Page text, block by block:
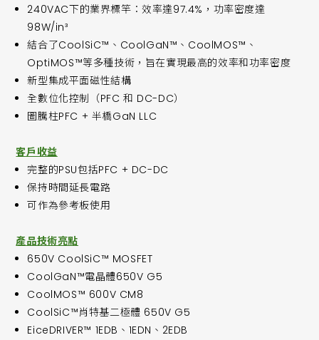
240VAC下的業界標竿：效率達97.4%，功率密度達
98W/in³
結合了CoolSiC™、CoolGaN™、CoolMOS™、
OptiMOS™等多種技術，旨在實現最高的效率和功率密度
新型集成平面磁性結構
全數位化控制（PFC 和 DC-DC）
圖騰柱PFC + 半橋GaN LLC
客戶收益
完整的PSU包括PFC + DC-DC
保持時間延長電路
可作為參考板使用
產品技術亮點
650V CoolSiC™ MOSFET
CoolGaN™電晶體650V G5
CoolMOS™ 600V CM8
CoolSiC™肖特基二極體 650V G5
EiceDRIVER™ 1EDB、1EDN、2EDB